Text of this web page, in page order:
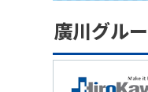
廣川グル